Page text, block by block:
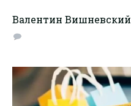
Валентин Вишневский